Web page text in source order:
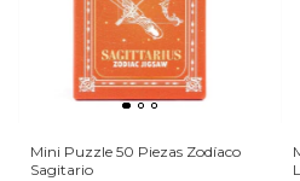
Mini Puzzle 50 Piezas Zodíaco
Sagitario